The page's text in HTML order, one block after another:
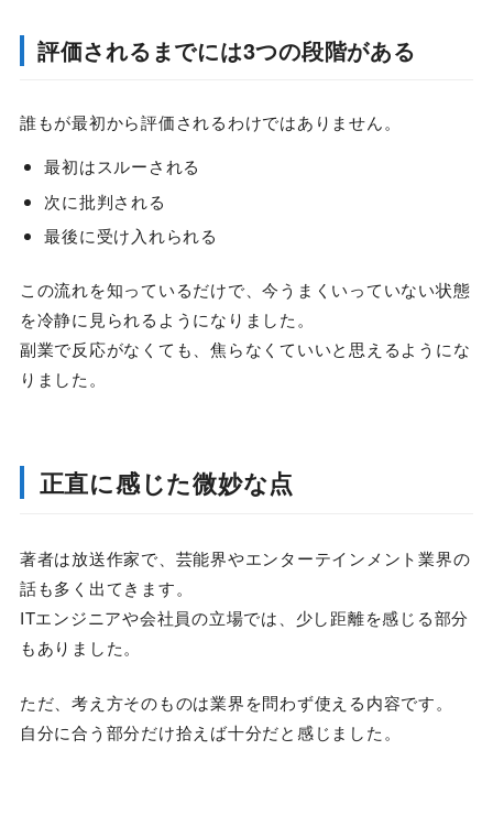
評価されるまでには3つの段階がある
誰もが最初から評価されるわけではありません。
最初はスルーされる
次に批判される
最後に受け入れられる
この流れを知っているだけで、今うまくいっていない状態
を冷静に見られるようになりました。
副業で反応がなくても、焦らなくていいと思えるようにな
りました。
正直に感じた微妙な点
著者は放送作家で、芸能界やエンターテインメント業界の
話も多く出てきます。
ITエンジニアや会社員の立場では、少し距離を感じる部分
もありました。
ただ、考え方そのものは業界を問わず使える内容です。
自分に合う部分だけ拾えば十分だと感じました。